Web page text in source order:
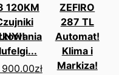
120KM
zł
ZEFIRO
287 TL
Automat!
Klima i
Markiza!